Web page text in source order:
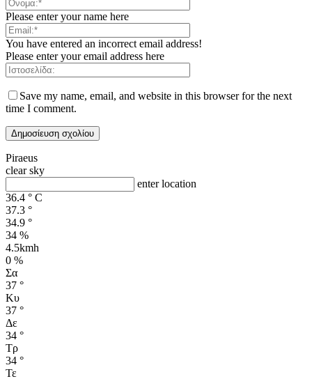
Please enter your name here
You have entered an incorrect email address!
Please enter your email address here
Save my name, email, and website in this browser for the next
time I comment.
Piraeus
clear sky
enter location
36.4 ° C
37.3 °
34.9 °
34 %
4.5kmh
0 %
Σα
37 °
Κυ
37 °
Δε
34 °
Τρ
34 °
Τε